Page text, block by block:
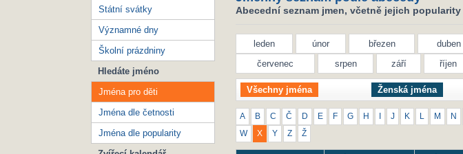
Abecední seznam jmen, včetně jejich
leden únor březen duben
červenec
srpen září říjen
Všechny jména Ženská jména
A B C Č D E F G H J K M N
W X Y Z Ž
Státní svátky
Významné dny
Školní prázdniny
Hledáte jméno
Jména pro děti
Jména dle četnosti
Jména dle popularity